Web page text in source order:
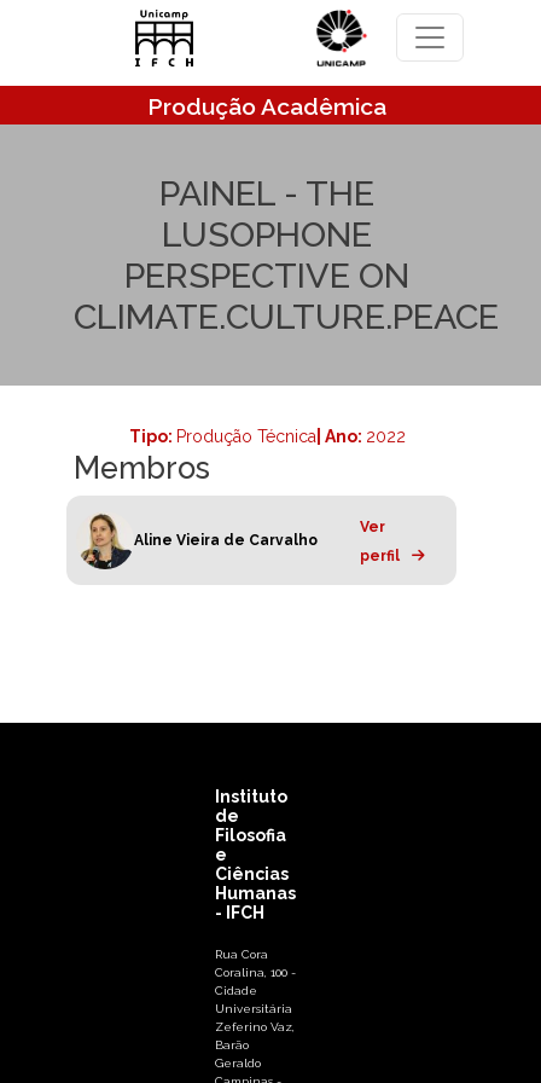
Pular para o conteúdo principal
Produção Acadêmica
PAINEL - THE
LUSOPHONE
PERSPECTIVE ON
CLIMATE.CULTURE.PEACE
Tipo: Produção Técnica | Ano: 2022
Membros
Aline Vieira de Carvalho
Ver
perfil
Instituto
de
Filosofia
e
Ciências
Humanas
- IFCH
Rua Cora
Coralina, 100 -
Cidade
Universitária
Zeferino Vaz,
Barão
Geraldo